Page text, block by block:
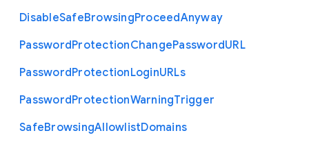
DisableSafeBrowsingProceedAnyway
PasswordProtectionChangePasswordURL
PasswordProtectionLoginURLs
PasswordProtectionWarningTrigger
SafeBrowsingAllowlistDomains